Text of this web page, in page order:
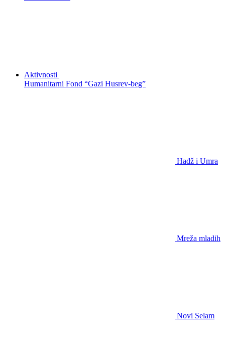
Aktivnosti
Humanitarni Fond “Gazi Husrev-beg”
Hadž i Umra
Mreža mladih
Novi Selam